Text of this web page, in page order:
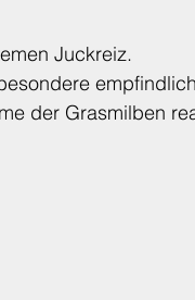
Juckreiz.
der Grasmilben